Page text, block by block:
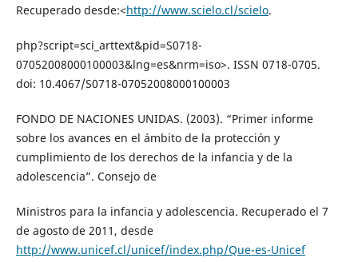
Recuperado desde:<http://www.scielo.cl/scielo.
php?script=sci_arttext&pid=S0718-
07052008000100003&lng=es&nrm=iso>. ISSN 0718-0705.
doi: 10.4067/S0718-07052008000100003
FONDO DE NACIONES UNIDAS. (2003). “Primer informe
sobre los avances en el ámbito de la protección y
cumplimiento de los derechos de la infancia y de la
adolescencia”. Consejo de
Ministros para la infancia y adolescencia. Recuperado el 7
de agosto de 2011, desde
http://www.unicef.cl/unicef/index.php/Que-es-Unicef